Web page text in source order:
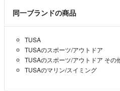
同一ブランドの商品
TUSA
TUSAのスポーツ/アウトドア
TUSAのスポーツ/アウトドア その
TUSAのマリン/スイミング